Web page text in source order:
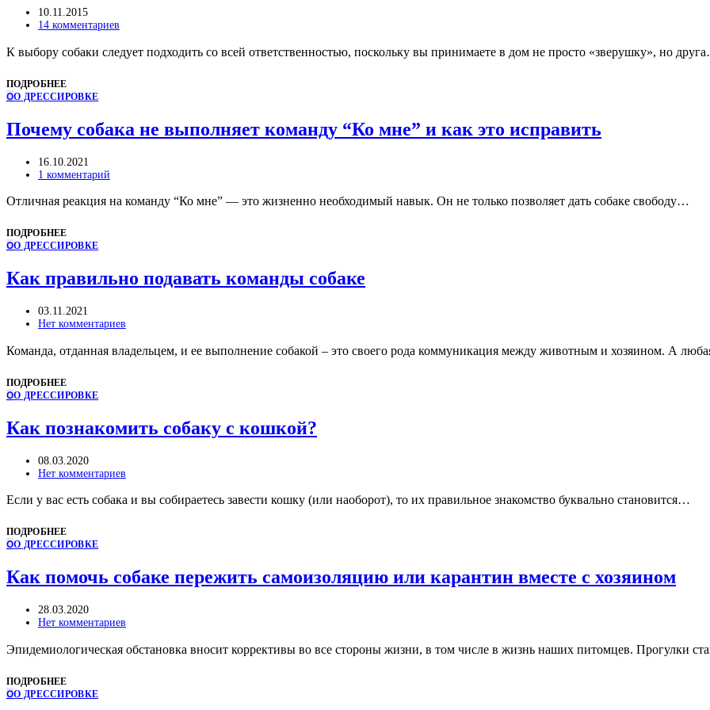
10.11.2015
14 комментариев
К выбору собаки следует подходить со всей ответственностью, поскольку вы принимаете в дом не просто «зверушку», но
ПОДРОБНЕЕ
ОО ДРЕССИРОВКЕ
Почему собака не выполняет команду “Ко мне” и как это исправить
16.10.2021
1 комментарий
Отличная реакция на команду “Ко мне” — это жизненно необходимый навык. Он не только позволяет дать собаке свободу…
ПОДРОБНЕЕ
ОО ДРЕССИРОВКЕ
Как правильно подавать команды собаке
03.11.2021
Нет комментариев
Команда, отданная владельцем, и ее выполнение собакой – это своего рода коммуникация между животным и хозяином. А
ПОДРОБНЕЕ
ОО ДРЕССИРОВКЕ
Как познакомить собаку с кошкой?
08.03.2020
Нет комментариев
Если у вас есть собака и вы собираетесь завести кошку (или наоборот), то их правильное знакомство буквально становится…
ПОДРОБНЕЕ
ОО ДРЕССИРОВКЕ
Как помочь собаке пережить самоизоляцию или карантин вместе с хозяином
28.03.2020
Нет комментариев
Эпидемиологическая обстановка вносит коррективы во все стороны жизни, в том числе в жизнь наших питомцев. Прогулки
ПОДРОБНЕЕ
ОО ДРЕССИРОВКЕ